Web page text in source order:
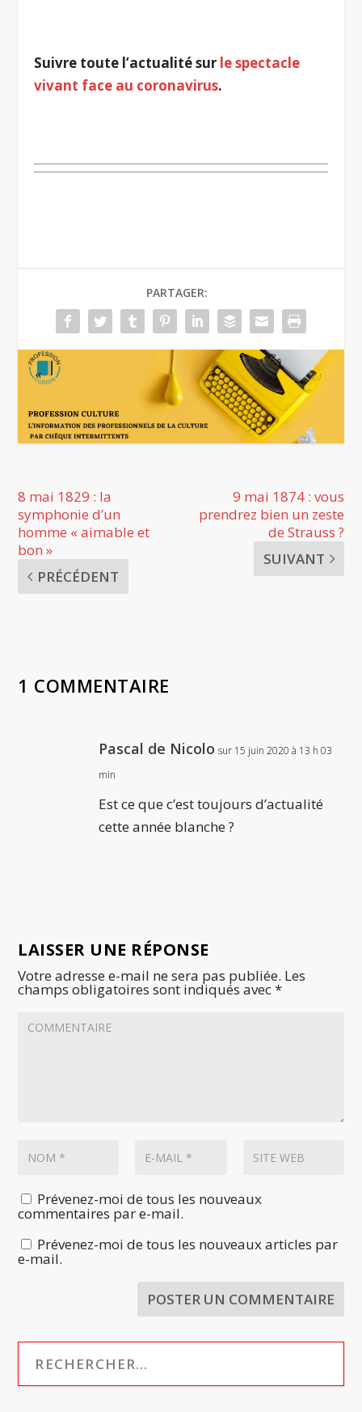
Suivre toute l’actualité sur le spectacle
vivant face au coronavirus.
PARTAGER:
8 mai 1829 : la
symphonie d’un
homme « aimable et
bon »
PRÉCÉDENT
9 mai 1874 : vous
prendrez bien un zeste
de Strauss ?
SUIVANT
1 COMMENTAIRE
Pascal de Nicolo sur 15 juin 2020 à 13 h 03
min
Est ce que c’est toujours d’actualité
cette année blanche ?
LAISSER UNE RÉPONSE
Votre adresse e-mail ne sera pas publiée. Les
champs obligatoires sont indiqués avec*
Prévenez-moi de tous les nouveaux
commentaires par e-mail.
Prévenez-moi de tous les nouveaux articles par
e-mail.